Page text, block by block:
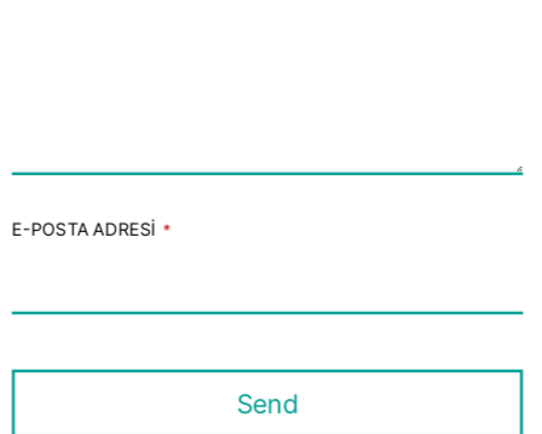
E-POSTA ADRESI *
Send